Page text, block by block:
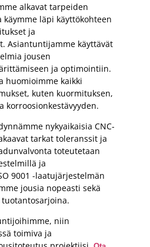
alkavat tarpeiden
käymme läpi käyttökohteen
ja
Asiantuntijamme käyttävät
jousen
ja optimointiin.
huomioimme kaikki
kuten kuormituksen,
korroosionkestävyyden.
nykyaikaisia CNC-
tarkat toleranssit ja
toteutetaan
ja
9001 -laatujärjestelmän
jousia nopeasti sekä
niin
toimiva ja